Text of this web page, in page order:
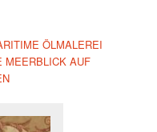
ÖLMALEREI
MEERBLICK AUF